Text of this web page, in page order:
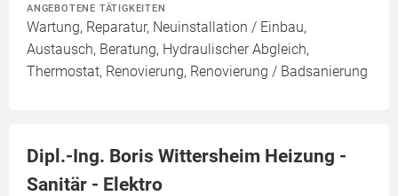
ANGEBOTENE TÄTIGKEITEN
Wartung, Reparatur, Neuinstallation / Einbau,
Austausch, Beratung, Hydraulischer Abgleich,
Thermostat, Renovierung, Renovierung / Badsanierung
Dipl.-Ing. Boris Wittersheim Heizung -
Sanitär - Elektro